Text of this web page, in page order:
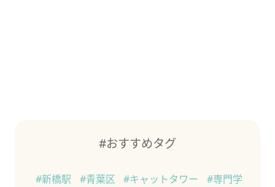
#おすすめタグ
#新橋駅 #青葉区 #キャットタワー
#専門学